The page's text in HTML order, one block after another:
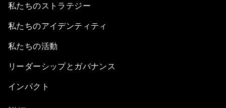
私たちのストラテジー
私たちのアイデンティティ
私たちの活動
リーダーシップとガバナンス
インパクト